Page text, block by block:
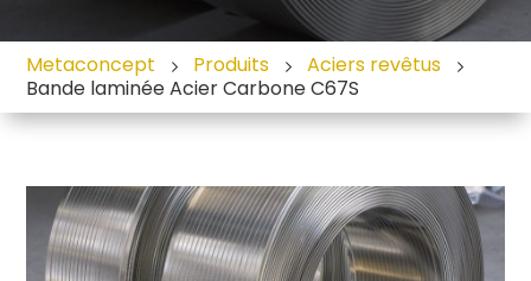
Metaconcept Produits
Aciers revêtus
Bande laminée Acier Carbone C67S